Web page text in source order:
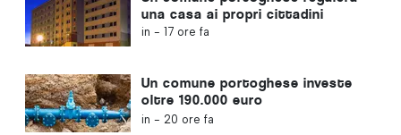
una casa ai propri cittadini
in - 17 ore fa
Un comune portoghese investe
oltre 190.000 euro
nell'approvvigionamento idrico
in - 20 ore fa